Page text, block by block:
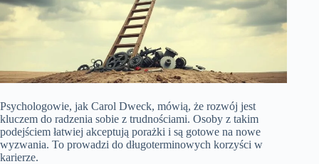
Psychologowie, jak Carol Dweck, mówią, że rozwój jest
kluczem do radzenia sobie z trudnościami. Osoby z takim
podejściem łatwiej akceptują porażki i są gotowe na nowe
wyzwania. To prowadzi do długoterminowych korzyści w
karierze.